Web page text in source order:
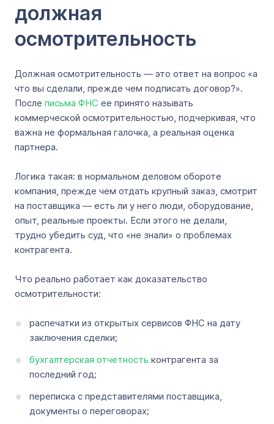
должная
осмотрительность
Должная осмотрительность — это ответ на вопрос «а
что вы сделали, прежде чем подписать договор?».
После письма ФНС ее принято называть
коммерческой осмотрительностью, подчеркивая, что
важна не формальная галочка, а реальная оценка
партнера.
Логика такая: в нормальном деловом обороте
компания, прежде чем отдать крупный заказ, смотрит
на поставщика — есть ли у него люди, оборудование,
опыт, реальные проекты. Если этого не делали,
трудно убедить суд, что «не знали» о проблемах
контрагента.
Что реально работает как доказательство
осмотрительности:
распечатки из открытых сервисов ФНС на дату
заключения сделки;
бухгалтерская отчетность контрагента за
последний год;
переписка с представителями поставщика,
документы о переговорах;